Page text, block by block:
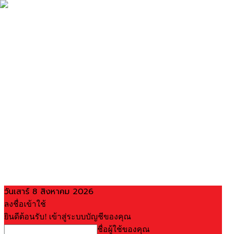
วันเสาร์ 8 สิงหาคม 2026
ลงชื่อเข้าใช้
ยินดีต้อนรับ! เข้าสู่ระบบบัญชีของคุณ
ชื่อผู้ใช้ของคุณ